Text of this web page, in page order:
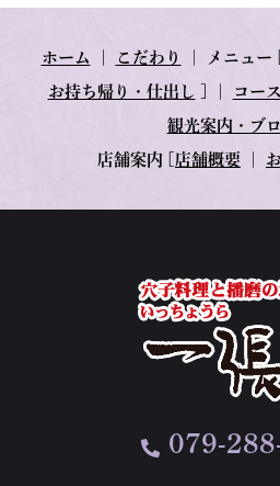
ホーム こだわり メニュー
お持ち帰り・仕出し コー
観光案内・ブ
店舗案内 店舗概要
079-